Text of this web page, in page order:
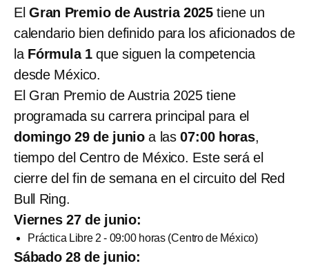
El Gran Premio de Austria 2025 tiene un
calendario bien definido para los aficionados de
laFórmula 1que siguen la competencia
desde México.
El Gran Premio de Austria 2025 tiene
programada su carrera principal para el
domingo 29 de junio a las07:00 horas,
tiempo del Centro de México. Este será el
cierre del fin de semana en el circuito del Red
Bull Ring.
Viernes 27 de junio:
Práctica Libre 2 - 09:00 horas (Centro de México)
Sábado 28 de junio: